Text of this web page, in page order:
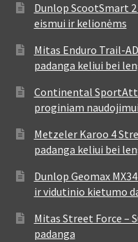
Dunlop ScootSmart
eismui ir kelionėms
Mitas Enduro Trail-
padanga keliui bei
Continental
proginiam
Metzeler Karoo 4
padanga keliui bei
Dunlop Geomax
ir vidutinio kietumo
Mitas Street Force –
padanga